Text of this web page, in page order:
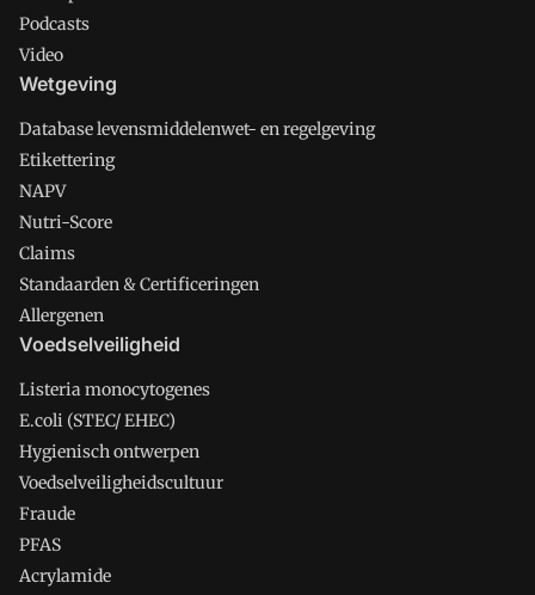
Podcasts
Video
Wetgeving
Database levensmiddelenwet- en regelgeving
Etikettering
NAPV
Nutri-Score
Claims
Standaarden & Certificeringen
Allergenen
Voedselveiligheid
Listeria monocytogenes
E.coli (STEC/ EHEC)
Hygienisch ontwerpen
Voedselveiligheidscultuur
Fraude
PFAS
Acrylamide